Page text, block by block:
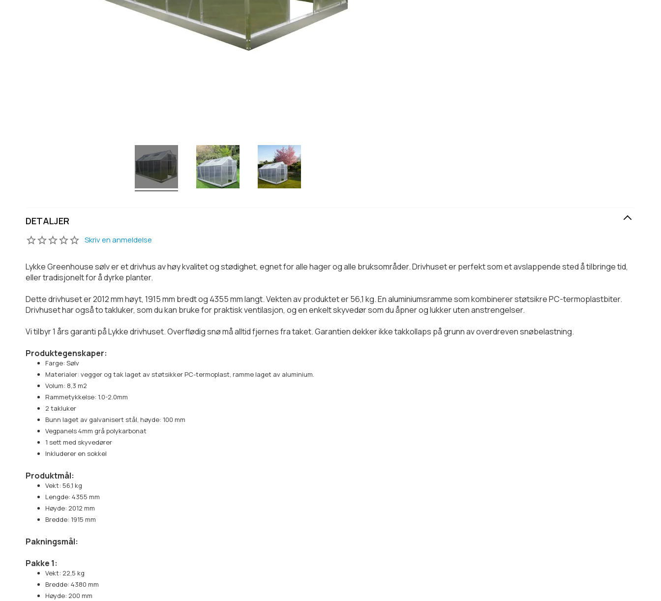
DETALJER
Skriv en anmeldelse
Lykke Greenhouse sølv er et drivhus av høy kvalitet og stødighet, egnet for alle hager og alle bruksområder. Drivhuset er perfekt som et avslappende sted å tilbringe tid,
eller tradisjonelt for å dyrke planter.
Dette drivhuset er 2012 mm høyt, 1915 mm bredt og 4355 mm langt. Vekten av produktet er 56,1 kg. En aluminiumsramme som kombinerer støtsikre PC-termoplastbiter.
Drivhuset har også to takluker, som du kan bruke for praktisk ventilasjon, og en enkelt skyvedør som du åpner og lukker uten anstrengelser.
Vi tilbyr 1 års garanti på Lykke drivhuset. Overflødig snø må alltid fjernes fra taket. Garantien dekker ikke takkollaps på grunn av overdreven snøbelastning.
Produktegenskaper:
Farge: Sølv
Materialer: vegger og tak laget av støtsikker PC-termoplast, ramme laget av aluminium.
Volum: 8,3 m2
Rammetykkelse: 1.0-2.0mm
2 takluker
Bunn laget av galvanisert stål, høyde: 100 mm
Vegpanels 4mm grå polykarbonat
1 sett med skyvedører
Inkluderer en sokkel
Produktmål:
Vekt: 56,1 kg
Lengde: 4355 mm
Høyde: 2012 mm
Bredde: 1915 mm
Pakningsmål:
Pakke 1:
Vekt: 22,5 kg
Bredde: 4380 mm
Høyde: 200 mm